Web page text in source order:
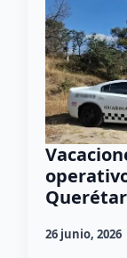
26 junio, 2026